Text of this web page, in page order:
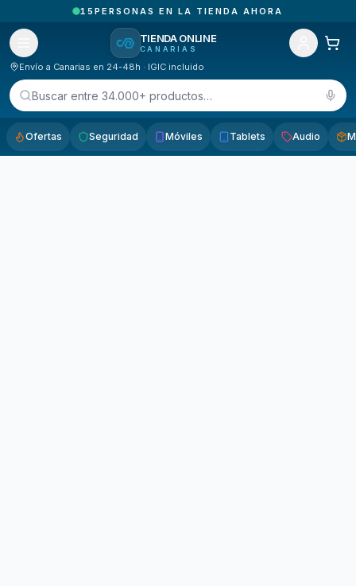
15PERSONAS EN LA TIENDA AHORA
TIENDA ONLINE
CANARIAS
Envío a Canarias en 24-48h · IGIC incluido
Buscar entre 34.000+ productos…
Ofertas Seguridad Móviles Tablets Audio